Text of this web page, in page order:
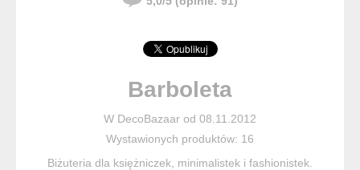
Barboleta
W DecoBazaar od 08.11.2012
Wystawionych produktów: 16
Biżuteria dla księżniczek, minimalistek i fashionistek.